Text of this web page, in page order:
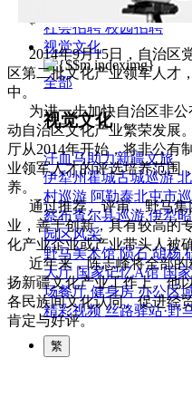
社会招聘 校园招聘
视觉文化
全部
视觉文化
汗血马助力新疆文旅
伊犁州霍城古城巡游
村巡游 阿勒泰北屯市
察布查尔县巡游 伊犁
园区风采
野马美术馆 陨石 胡杨
大厅 国家记忆A馆 国
场餐厅 健身房 办公区
精彩视频 丝路驿站·野
繁
2014年9月15日，自治区
区第二批文化产业领军人才
中。
为进一步加快自治区非公
动自治区文化产业繁荣发展
厅从2014年开始，将非公有
业领军人才的评选培养范围
养。
通过推荐、评审，野马集
业，善于创新，具有较高的
化产业企业或产业带头人被
近年来，陈志峰将全部的
扬新疆文化产业工作上。他
各民族间文化认同、促进经
肯定与好评。